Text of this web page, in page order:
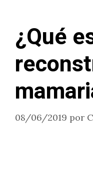
¿Qué
08/06/2019 por